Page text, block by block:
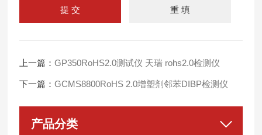
上一篇：GP350RoHS2.0测试仪 天瑞 rohs2.0检测仪
下一篇：GCMS8800RoHS 2.0增塑剂邻苯DIBP检测仪
产品分类